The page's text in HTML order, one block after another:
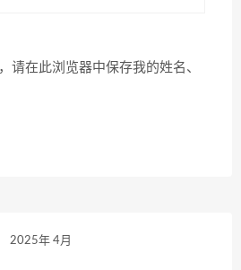
请在此浏览器中保存我的姓名、
2025年 4月